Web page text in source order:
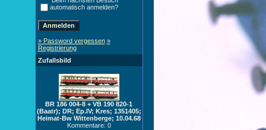
automatisch anmelden?
» Password vergessen »
Registrierung
Zufallsbild
BR 186 004-8 + VB 190 820-1
(Baatr); DR; Ep.IV; Kres; 1351405;
Heimat-Bw Wittenberge; 10.04.68
Kommentare: 0